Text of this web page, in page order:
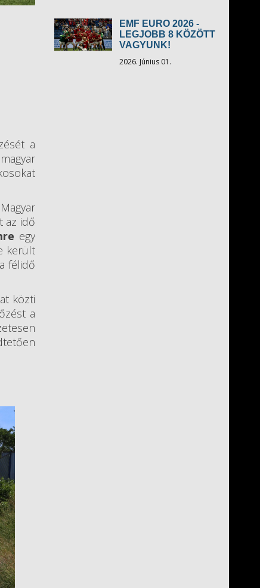
a
az idő
egy
került
félidő
közti
a
EMF EURO 2026 -
LEGJOBB 8 KÖZÖTT
VAGYUNK!
2026. Június 01.